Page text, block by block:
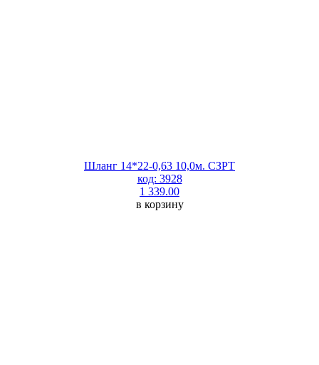
Шланг 14*22-0,63 10,0м. СЗРТ
код: 3928
1 339.00
в корзину